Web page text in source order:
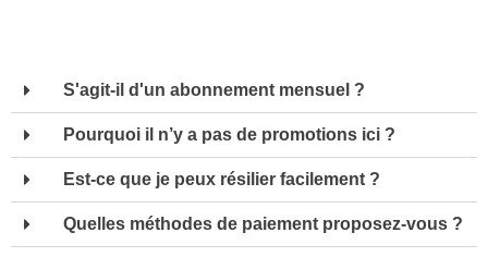
S'agit-il d'un abonnement mensuel ?
Pourquoi il n’y a pas de promotions ici ?
Est-ce que je peux résilier facilement ?
Quelles méthodes de paiement proposez-vous ?